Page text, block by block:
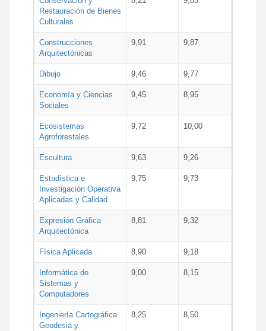
Restauración de Bienes
Culturales
Construcciones
Arquitectónicas
9,91 9,87
Dibujo 9,46 9,77
Economía y Ciencias
Sociales
9,45 8,95
Ecosistemas
Agroforestales
9,72 10,00
Escultura 9,63 9,26
Estadística e
Investigación Operativa
Aplicadas y Calidad
9,75 9,73
Expresión Gráfica
Arquitectónica
8,81 9,32
Física Aplicada 8,90 9,18
Informática de
Sistemas y
Computadores
9,00 8,15
Ingeniería Cartográfica
Geodesia y
8,25 8,50